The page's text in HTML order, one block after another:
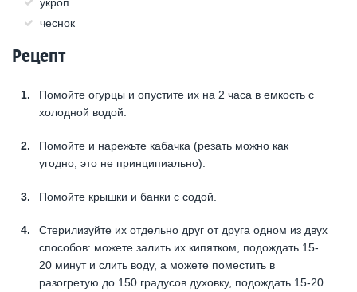
чеснок
Рецепт
Помойте огурцы и опустите их на 2 часа в емкость с
холодной водой.
Помойте и нарежьте кабачка (резать можно как
угодно, это не принципиально).
Помойте крышки и банки с содой.
Стерилизуйте их отдельно друг от друга одном из двух
способов: можете залить их кипятком, подождать 15-
20 минут и слить воду, а можете поместить в
разогретую до 150 градусов духовку, подождать 15-20